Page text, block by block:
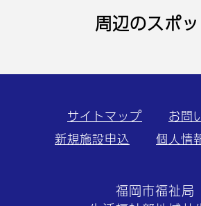
周辺のスポ
サイトマップ
お問
新規施設申込
個人情
福岡市福祉局